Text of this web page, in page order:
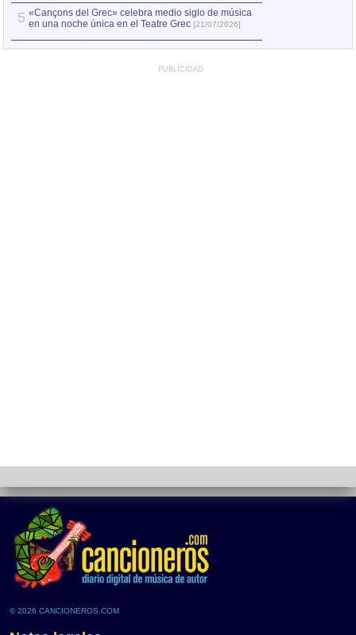
5 «Cançons del Grec» celebra medio siglo de música
en una noche única en el Teatre Grec [21/07/2026]
PUBLICIDAD
© 2026 CANCIONEROS.COM